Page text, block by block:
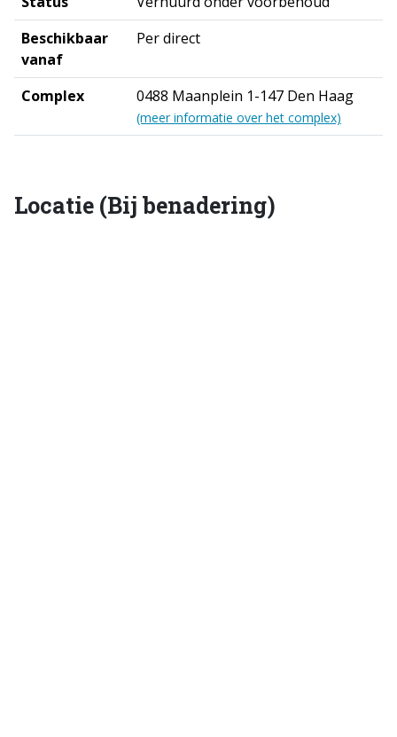
Beschikbaar
vanaf
Per direct
Complex 0488 Maanplein 1-147 Den Haag
(meer informatie over het complex)
Locatie (Bij benadering)